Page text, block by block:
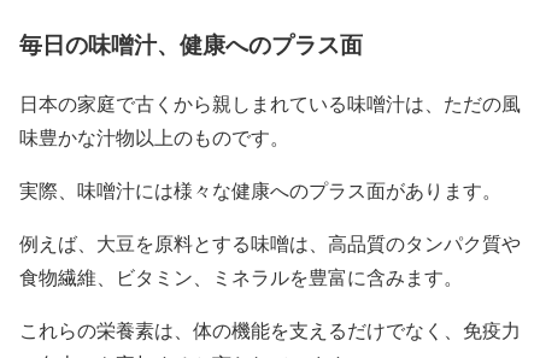
毎日の味噌汁、健康へのプラス面
日本の家庭で古くから親しまれている味噌汁は、ただの風
味豊かな汁物以上のものです。
実際、味噌汁には様々な健康へのプラス面があります。
例えば、大豆を原料とする味噌は、高品質のタンパク質や
食物繊維、ビタミン、ミネラルを豊富に含みます。
これらの栄養素は、体の機能を支えるだけでなく、免疫力